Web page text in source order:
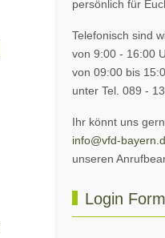
persönlich für
Telefonisch sind
von 9:00 - 16:00
von 09:00 bis
unter Tel. 089 -
Ihr könnt uns
info@vfd-
unseren
Login Form